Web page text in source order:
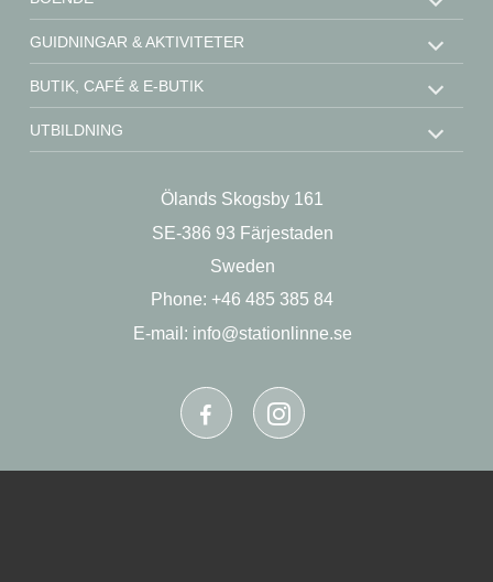
Ölands Skogsby 161
SE-386 93 Färjestaden
Sweden
Phone: +46 485 385 84
E-mail: info@stationlinne.se
GUIDNINGAR & AKTIVITETER
BUTIK, CAFÉ & E-BUTIK
UTBILDNING